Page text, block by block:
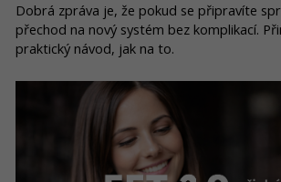
Dobrá zpráva je, že pokud se připravíte
přechod na nový systém bez komplikací.
praktický návod, jak na to.